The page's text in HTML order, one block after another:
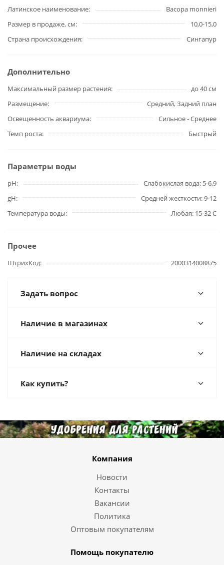
Латинское наименование
Bacopa monnieri
Размер в продаже, см
10,0-15,0
Страна происхождения
Сингапур
Дополнительно
Максимальный размер растения
до 40 см
Размещение
Средний, Задний план
Освещенность аквариума
Сильное - Среднее
Темп роста
Быстрый
Параметры воды
pH
Слабокислая вода: 5-6,9
gH
Средней жесткости: 9-12
Температура воды
Любая: 15-32 C
Прочее
ШтрихКод 2000314008875
Задать вопрос
Наличие в магазинах
Наличие на складах
Как купить?
Компания
Новости
Контакты
Вакансии
Политика
Оптовым покупателям
Помощь покупателю